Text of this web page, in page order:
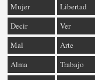
Mujer
Libertad
Decir
Ver
Mal
Arte
Alma
Trabajo